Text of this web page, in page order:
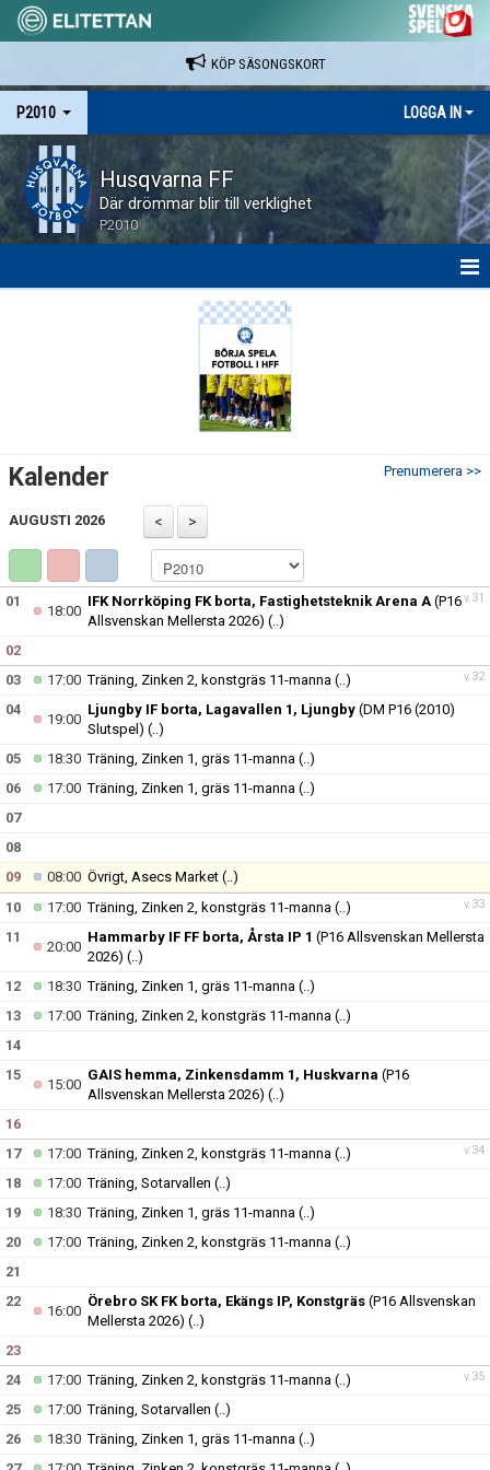
KÖP SÄSONGSKORT
P2010 LOGGA IN
Husqvarna FF
Där drömmar blir till verklighet
P2010
Prenumerera >>
Kalender
AUGUSTI 2026
v.31
01
18:00
IFK Norrköping FK borta, Fastighetsteknik Arena A (P16
Allsvenskan Mellersta 2026) (..)
02
v.32
03 17:00Träning, Zinken 2, konstgräs 11-manna (..)
04
19:00
Ljungby IF borta, Lagavallen 1, Ljungby (DM P16 (2010)
Slutspel) (..)
05
18:30Träning, Zinken 1, gräs 11-manna (..)
06
17:00Träning, Zinken 1, gräs 11-manna (..)
07
08
09
08:00 Övrigt, Asecs Market (..)
v.33
10 17:00Träning, Zinken 2, konstgräs 11-manna (..)
11
20:00
Hammarby IF FF borta, Årsta IP 1 (P16 Allsvenskan Mellersta
2026) (..)
12
18:30Träning, Zinken 1, gräs 11-manna (..)
13
17:00Träning, Zinken 2, konstgräs 11-manna (..)
14
15
15:00
GAIS hemma, Zinkensdamm 1, Huskvarna (P16
Allsvenskan Mellersta 2026) (..)
16
v.34
17 17:00Träning, Zinken 2, konstgräs 11-manna (..)
18
17:00Träning, Sotarvallen (..)
19
18:30Träning, Zinken 1, gräs 11-manna (..)
20
17:00Träning, Zinken 2, konstgräs 11-manna (..)
21
22
16:00
Örebro SK FK borta, Ekängs IP, Konstgräs (P16 Allsvenskan
Mellersta 2026) (..)
23
v.35
24 17:00Träning, Zinken 2, konstgräs 11-manna (..)
25
17:00Träning, Sotarvallen (..)
26
18:30Träning, Zinken 1, gräs 11-manna (..)